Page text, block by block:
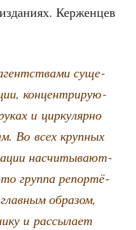
Кер­жен­цев
суще­
кон­цен­три­ру­ю­
и цир­ку­ляр­но
Во всех круп­ных
насчи­ты­ва­ют­
груп­па репор­тё­
обра­зом,
и рас­сы­ла­ет